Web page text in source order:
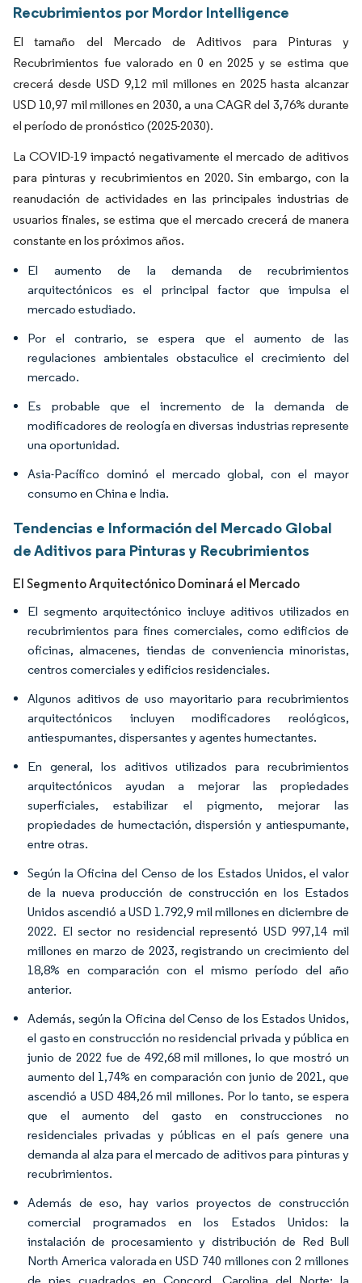
Recubrimientos por Mordor Intelligence
El tamaño del Mercado de Aditivos para Pinturas y
Recubrimientos fue valorado en 0 en 2025 y se estima que
crecerá desde USD 9,12 mil millones en 2025 hasta alcanzar
USD 10,97 mil millones en 2030, a una CAGR del 3,76% durante
el período de pronóstico (2025-2030).
La COVID-19 impactó negativamente el mercado de aditivos
para pinturas y recubrimientos en 2020. Sin embargo, con la
reanudación de actividades en las principales industrias de
usuarios finales, se estima que el mercado crecerá de manera
constante en los próximos años.
El aumento de la demanda de recubrimientos
arquitectónicos es el principal factor que impulsa el
mercado estudiado.
Por el contrario, se espera que el aumento de las
regulaciones ambientales obstaculice el crecimiento del
mercado.
Es probable que el incremento de la demanda de
modificadores de reología en diversas industrias represente
una oportunidad.
Asia-Pacífico dominó el mercado global, con el mayor
consumo en China e India.
Tendencias e Información del Mercado Global
de Aditivos para Pinturas y Recubrimientos
El Segmento Arquitectónico Dominará el Mercado
El segmento arquitectónico incluye aditivos utilizados en
recubrimientos para fines comerciales, como edificios de
oficinas, almacenes, tiendas de conveniencia minoristas,
centros comerciales y edificios residenciales.
Algunos aditivos de uso mayoritario para recubrimientos
arquitectónicos incluyen modificadores reológicos,
antiespumantes, dispersantes y agentes humectantes.
En general, los aditivos utilizados para recubrimientos
arquitectónicos ayudan a mejorar las propiedades
superficiales, estabilizar el pigmento, mejorar las
propiedades de humectación, dispersión y antiespumante,
entre otras.
Según la Oficina del Censo de los Estados Unidos, el valor
de la nueva producción de construcción en los Estados
Unidos ascendió a USD 1.792,9 mil millones en diciembre de
2022. El sector no residencial representó USD 997,14 mil
millones en marzo de 2023, registrando un crecimiento del
18,8% en comparación con el mismo período del año
anterior.
Además, según la Oficina del Censo de los Estados Unidos,
el gasto en construcción no residencial privada y pública en
junio de 2022 fue de 492,68 mil millones, lo que mostró un
aumento del 1,74% en comparación con junio de 2021, que
ascendió a USD 484,26 mil millones. Por lo tanto, se espera
que el aumento del gasto en construcciones no
residenciales privadas y públicas en el país genere una
demanda al alza para el mercado de aditivos para pinturas y
recubrimientos.
Además de eso, hay varios proyectos de construcción
comercial programados en los Estados Unidos: la
instalación de procesamiento y distribución de Red Bull
North America valorada en USD 740 millones con 2 millones